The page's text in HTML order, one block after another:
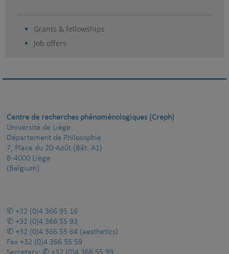
Grants & fellowships
Job offers
Centre de recherches phénoménologiques (Creph)
Université de Liège
Département de Philosophie
7, Place du 20-Août (Bât. A1)
B-4000 Liège
(Belgium)
+32 (0)4 366 95 16
+32 (0)4 366 55 93
+32 (0)4 366 55 64 (aesthetics)
Fax +32 (0)4 366 55 59